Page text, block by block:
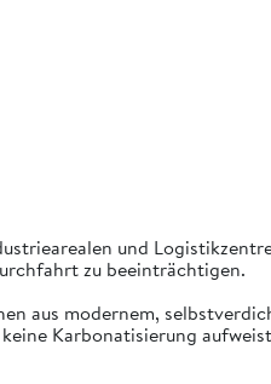
und
zu beeinträchtigen.
aus modernem,
Karbonatisierung